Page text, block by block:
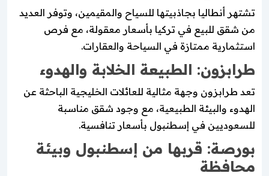
تشتهر أنطاليا بجاذبيتها للسياح والمقيمين، وتوفر العديد
من شقق للبيع في تركيا بأسعار معقولة، مع فرص
استثمارية ممتازة في السياحة والعقارات.
طرابزون: الطبيعة الخلابة والهدوء
تعد طرابزون وجهة مثالية للعائلات الخليجية الباحثة عن
الهدوء والبيئة الطبيعية، مع وجود شقق مناسبة
للسعوديين في إسطنبول بأسعار تنافسية.
بورصة: قربها من إسطنبول وبيئة
محافظة